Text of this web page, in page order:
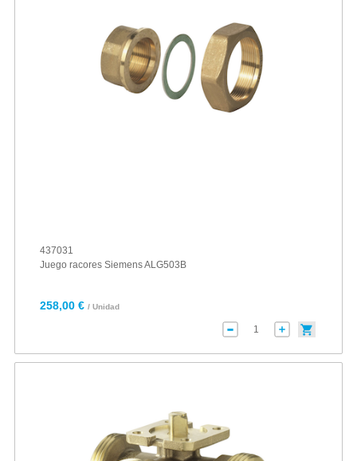
437031
Juego racores Siemens ALG503B
258,00 € / Unidad